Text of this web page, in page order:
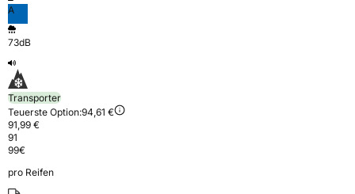
A
73dB
Transporter
Teuerste Option:94,61 €
91,99 €
91
99€
pro Reifen